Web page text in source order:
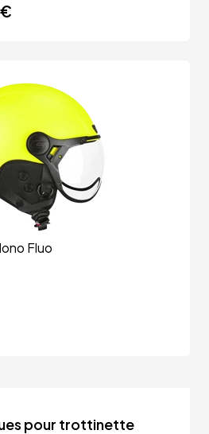
Fluo
pour trottinette